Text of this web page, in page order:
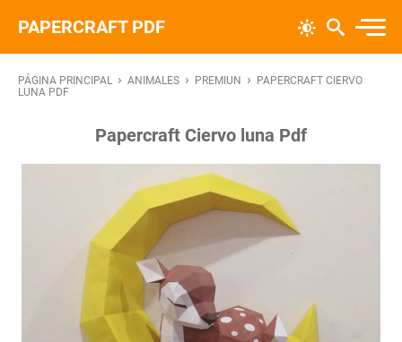
PAPERCRAFT PDF
PÁGINA PRINCIPAL › ANIMALES › PREMIUN ›
PAPERCRAFT CIERVO
LUNA PDF
Papercraft Ciervo luna Pdf